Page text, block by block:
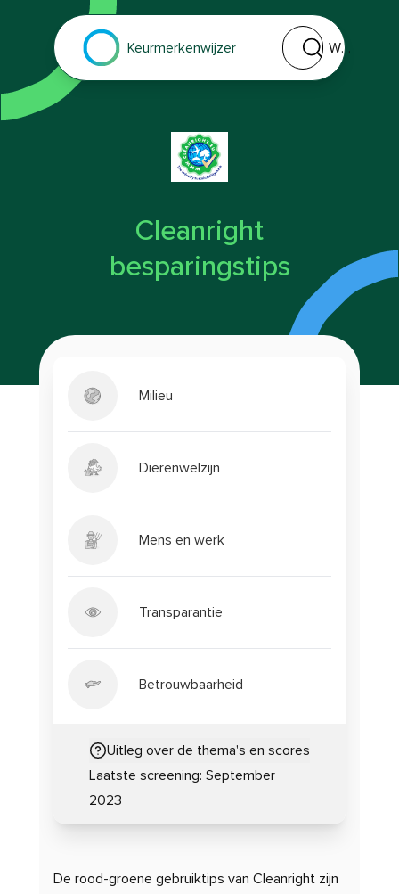
Keurmerkenwijzer
Welk keurmerk of
Cleanright
besparingstips
Milieu
Dierenwelzijn
Mens en werk
Transparantie
Betrouwbaarheid
Uitleg over de thema's en scores
Laatste screening: September
2023
De rood-groene gebruiktips van Cleanright zijn